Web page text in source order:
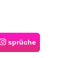
sprüche